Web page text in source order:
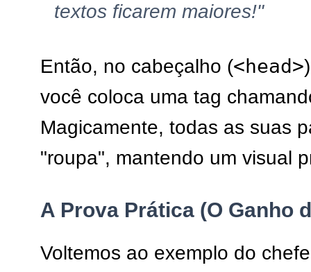
textos ficarem maiores!"
Então, no cabeçalho (<head>
você coloca uma tag
Magicamente, todas as suas
"roupa", mantendo um visual
A Prova Prática (O Ganho
Voltemos ao exemplo do